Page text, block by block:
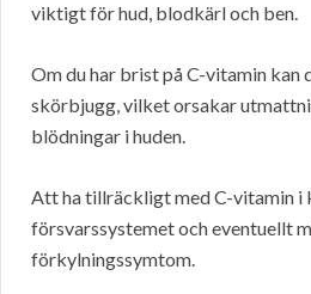
viktigt för hud, blodkärl och ben.
Om du har brist på C-vitamin kan
skörbjugg, vilket orsakar
blödningar i huden.
Att ha tillräckligt med C-vitamin
försvarssystemet och eventuellt
förkylningssymtom.